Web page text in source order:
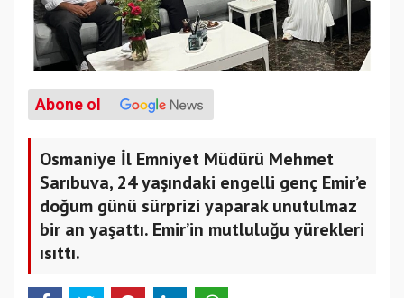
Abone ol
Osmaniye İl Emniyet Müdürü Mehmet
Sarıbuva, 24 yaşındaki engelli genç Emir’e
doğum günü sürprizi yaparak unutulmaz
bir an yaşattı. Emir’in mutluluğu yürekleri
ısıttı.